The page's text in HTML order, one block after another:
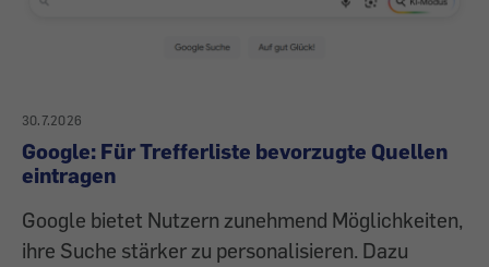
30.7.2026
Google: Für Trefferliste bevorzugte Quellen
eintragen
Google bietet Nutzern zunehmend Möglichkeiten,
ihre Suche stärker zu personalisieren. Dazu